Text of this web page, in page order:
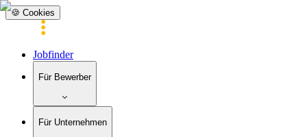
🍪 Cookies
Jobfinder
Für Bewerber
Für Unternehmen